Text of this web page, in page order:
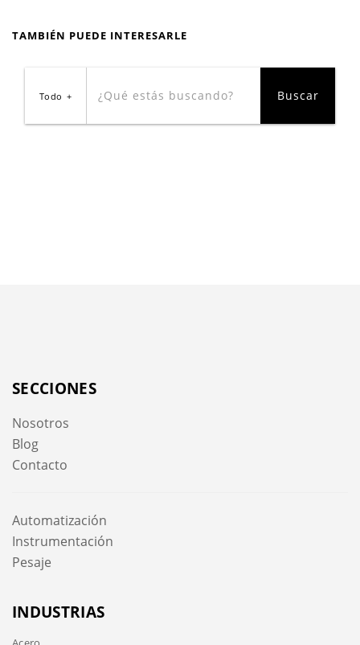
TAMBIÉN PUEDE INTERESARLE
Todo
SECCIONES
Nosotros
Blog
Contacto
Automatización
Instrumentación
Pesaje
INDUSTRIAS